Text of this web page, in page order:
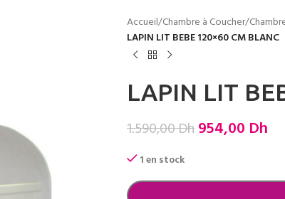
Accueil/Chambre à Coucher/
LAPIN LIT BEBE 120×60 CM BLANC
LAPIN LIT
1.590,00Dh954,00 Dh
1 en stock